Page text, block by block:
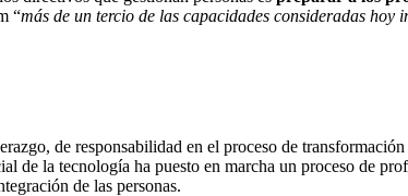
“más de un tercio de las capacidades consideradas
de responsabilidad en el proceso de
de la tecnología ha puesto en marcha un proceso de
de las personas.